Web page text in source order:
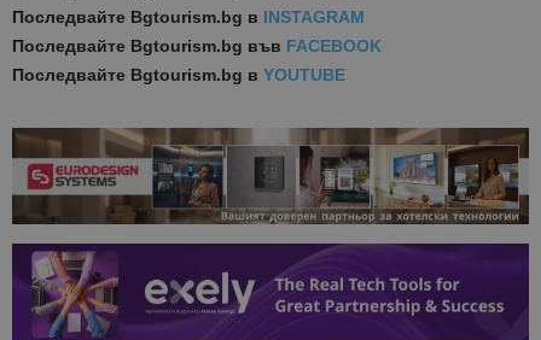
Последвайте Bgtourism.bg в INSTAGRAM
Последвайте Bgtourism.bg във FACEBOOK
Последвайте Bgtourism.bg в YOUTUBE